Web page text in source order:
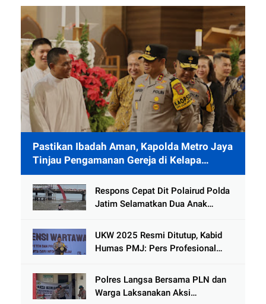
Pastikan Ibadah Aman, Kapolda Metro Jaya
Tinjau Pengamanan Gereja di Kelapa
Gading
Respons Cepat Dit Polairud Polda
Jatim Selamatkan Dua Anak
Kenjeran
UKW 2025 Resmi Ditutup, Kabid
Humas PMJ: Pers Profesional
Hoaks
Polres Langsa Bersama PLN dan
Warga Laksanakan Aksi